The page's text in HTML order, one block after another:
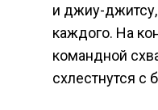
и джиу-
каждого. На
командной
схлестнутся с